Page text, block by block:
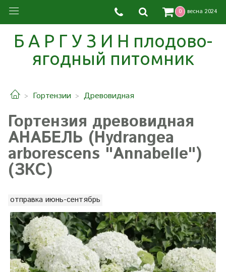
0 весна 2024
Б А Р Г У З И Н плодово-
ягодный питомник
Гортензии Древовидная
Гортензия древовидная
АНАБЕЛЬ (Hydrangea
arborescens "Annabelle")
(ЗКС)
отправка июнь-сентябрь